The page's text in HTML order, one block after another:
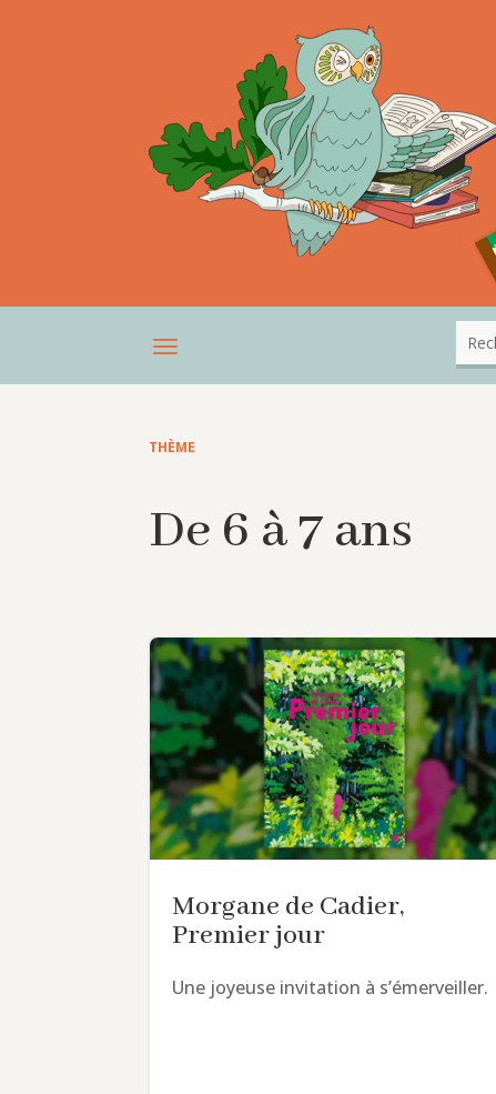
THÈME
De 6 à 7 ans
Morgane de Cadier,
Premier jour
Une joyeuse invitation à s’émerveiller.